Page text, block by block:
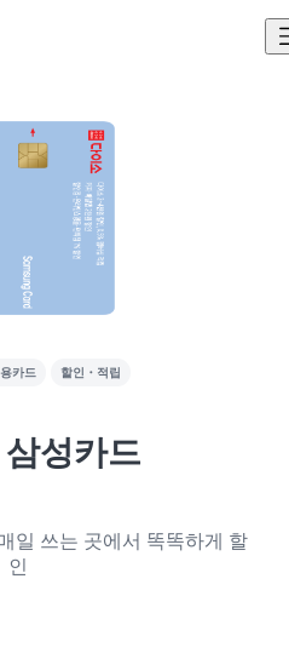
카드 할인・적립
성카드
일 쓰는 곳에서 똑똑하게 할
인